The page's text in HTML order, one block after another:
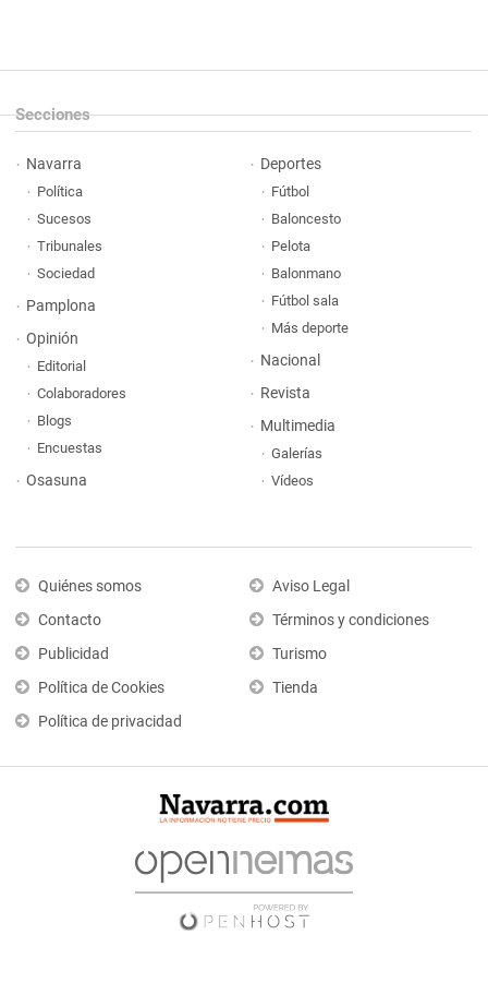
Secciones
Navarra
Política
Sucesos
Tribunales
Sociedad
Pamplona
Opinión
Editorial
Colaboradores
Blogs
Encuestas
Osasuna
Deportes
Fútbol
Baloncesto
Pelota
Balonmano
Fútbol sala
Más deporte
Nacional
Revista
Multimedia
Galerías
Vídeos
Quiénes somos
Contacto
Publicidad
Política de Cookies
Política de privacidad
Aviso Legal
Términos y condiciones
Turismo
Tienda